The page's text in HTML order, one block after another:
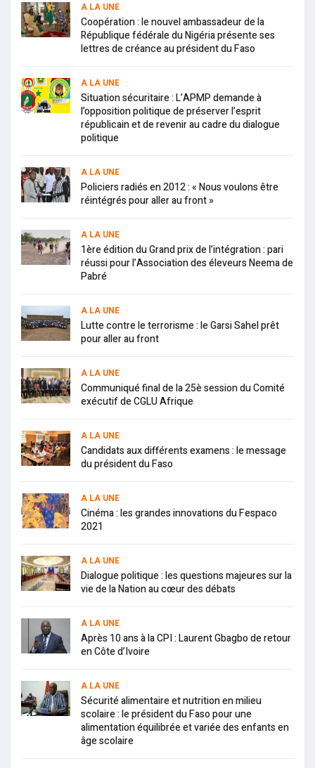
A LA UNE
Coopération : le nouvel ambassadeur de la
République fédérale du Nigéria présente ses
lettres de créance au président du Faso
A LA UNE
Situation sécuritaire : L’APMP demande à
l’opposition politique de préserver l’esprit
républicain et de revenir au cadre du dialogue
politique
A LA UNE
Policiers radiés en 2012 : « Nous voulons être
réintégrés pour aller au front »
A LA UNE
1ère édition du Grand prix de l’intégration : pari
réussi pour l’Association des éleveurs Neema de
Pabré
A LA UNE
Lutte contre le terrorisme : le Garsi Sahel prêt
pour aller au front
A LA UNE
Communiqué final de la 25è session du Comité
exécutif de CGLU Afrique
A LA UNE
Candidats aux différents examens : le message
du président du Faso
A LA UNE
Cinéma : les grandes innovations du Fespaco
2021
A LA UNE
Dialogue politique : les questions majeures sur la
vie de la Nation au cœur des débats
A LA UNE
Après 10 ans à la CPI : Laurent Gbagbo de retour
en Côte d’Ivoire
A LA UNE
Sécurité alimentaire et nutrition en milieu
scolaire : le président du Faso pour une
alimentation équilibrée et variée des enfants en
âge scolaire